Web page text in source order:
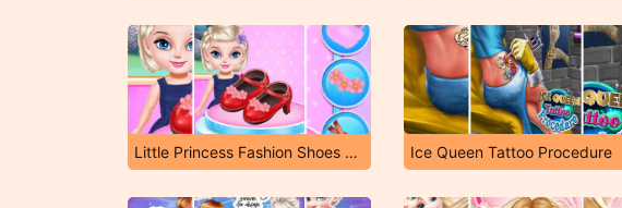
Little Princess Fashion Shoes Design Ice Queen Tattoo Procedure